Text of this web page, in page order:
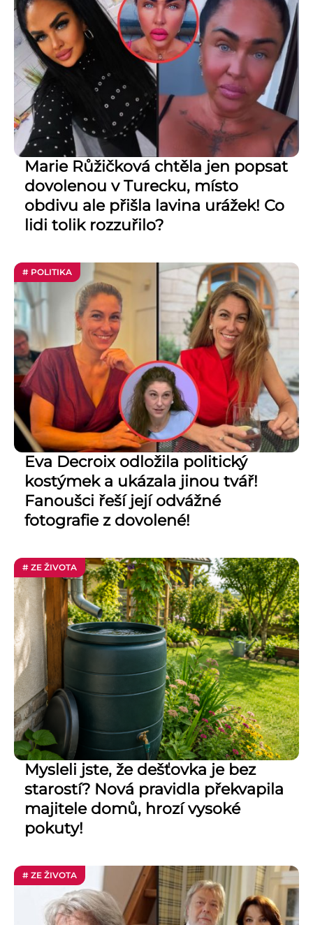
Marie Růžičková chtěla jen popsat
dovolenou v Turecku, místo
obdivu ale přišla lavina urážek! Co
lidi tolik rozzuřilo?
# POLITIKA
Eva Decroix odložila politický
kostýmek a ukázala jinou tvář!
Fanoušci řeší její odvážné
fotografie z dovolené!
# ZE ŽIVOTA
Mysleli jste, že dešťovka je bez
starostí? Nová pravidla překvapila
majitele domů, hrozí vysoké
pokuty!
# ZE ŽIVOTA